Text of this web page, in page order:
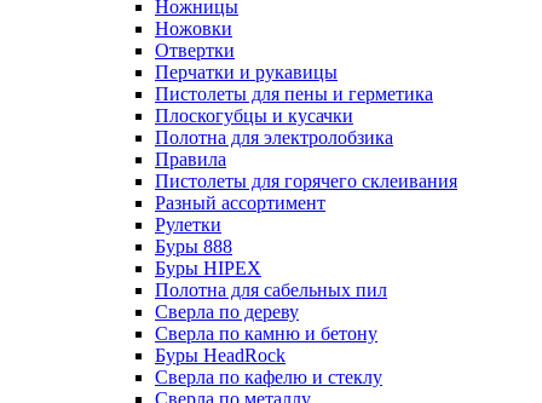
Ножницы
Ножовки
Отвертки
Перчатки и рукавицы
Пистолеты для пены и герметика
Плоскогубцы и кусачки
Полотна для электролобзика
Правила
Пистолеты для горячего склеивания
Разный ассортимент
Рулетки
Буры 888
Буры HIPEX
Полотна для сабельных пил
Сверла по дереву
Сверла по камню и бетону
Буры HeadRock
Сверла по кафелю и стеклу
Сверла по металлу